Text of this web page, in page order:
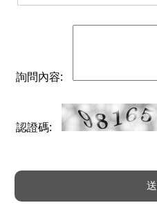
詢問內容:
認證碼: